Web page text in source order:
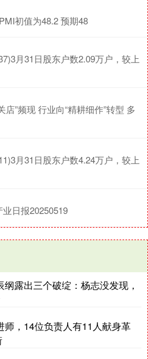
初值为48.2 预期48
月31日股东户数2.09万户，较上
店”频现 行业向“精耕细作”转型 多
月31日股东户数4.24万户，较上
日报20250519
露出三个破绽：杨志没发现，
师，14位负责人有11人献身革